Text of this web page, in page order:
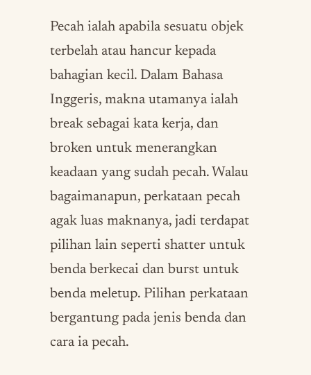
Pecah ialah apabila sesuatu objek
terbelah atau hancur kepada
bahagian kecil. Dalam Bahasa
Inggeris, makna utamanya ialah
break sebagai kata kerja, dan
broken untuk menerangkan
keadaan yang sudah pecah. Walau
bagaimanapun, perkataan pecah
agak luas maknanya, jadi terdapat
pilihan lain seperti shatter untuk
benda berkecai dan burst untuk
benda meletup. Pilihan perkataan
bergantung pada jenis benda dan
cara ia pecah.